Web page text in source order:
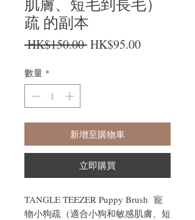
疏 的副本
HK$150.00 一般價格
HK$95.00促銷價格
數量 *
新增至購物車
立即購買
TANGLE TEEZER Puppy Brush 寵
物小狗疏（適合小狗和敏感肌膚、短